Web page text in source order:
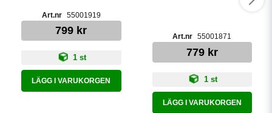
55001919
799 kr
1 st
LÄGG I VARUKORGEN
55001871
779 kr
1 st
LÄGG I VARUKORGEN